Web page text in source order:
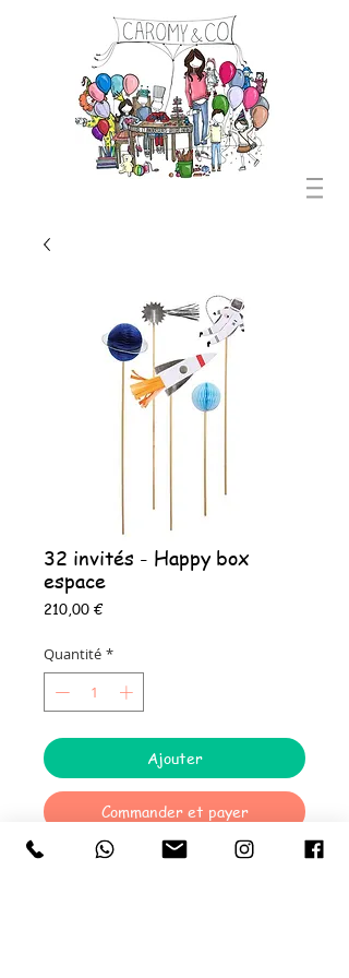
32 invités - Happy box
espace
210,00 €Prix
Quantité *
Ajouter
Commander et payer